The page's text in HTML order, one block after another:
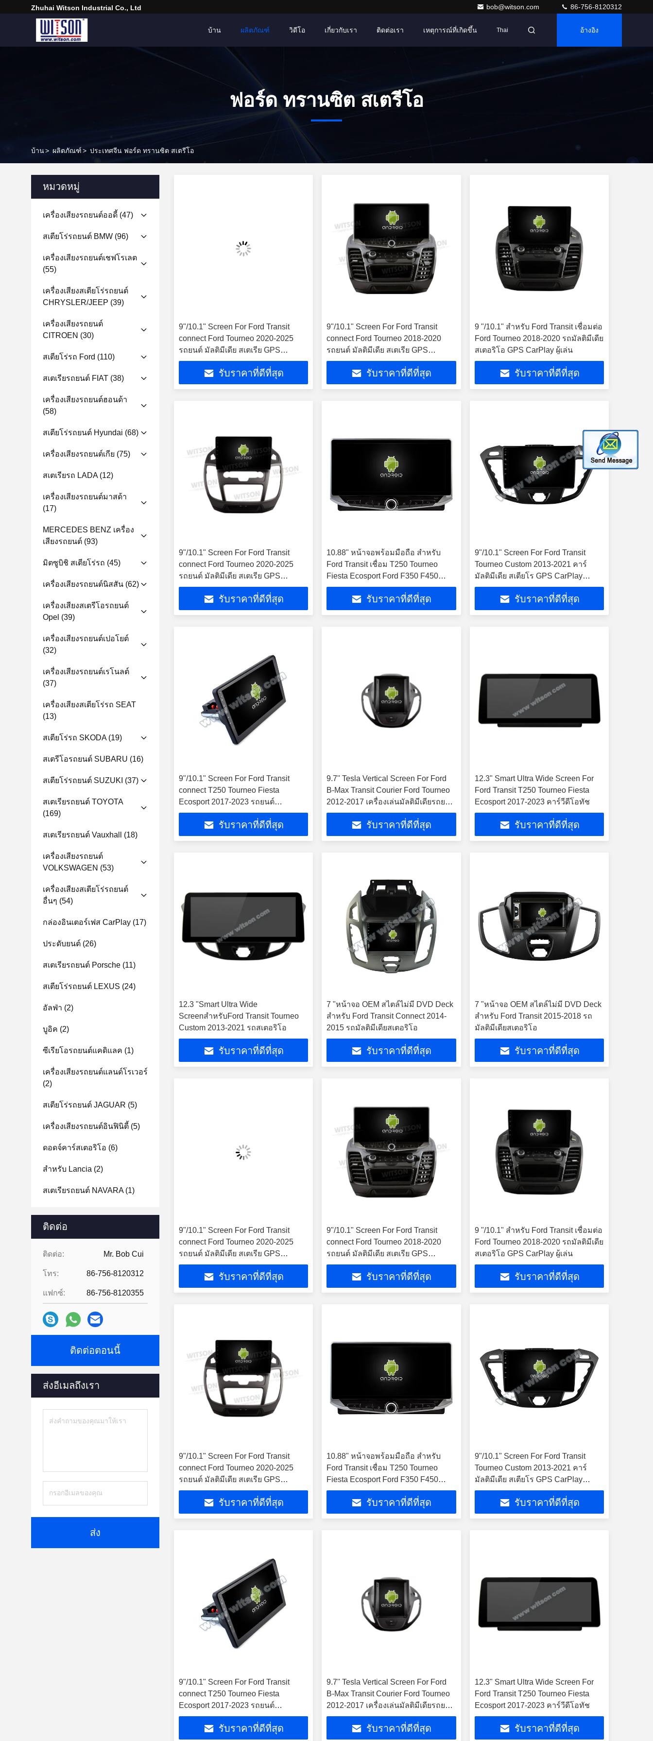
Zhuhai Witson Industrial Co., Ltd bob@witson.com 86-756-8120312
บ้าน ผลิตภัณฑ์ วิดีโอ เกี่ยวกับเรา ติดต่อเรา เหตุการณ์ที่เกิดขึ้น Thai อ้างอิง
ฟอร์ด ทรานซิต สเตรีโอ
บ้าน> ผลิตภัณฑ์> ประเทศจีน ฟอร์ด ทรานซิต สเตรีโอ
หมวดหมู่
เครื่องเสียงรถยนต์ออดี้ (47)
สเตียโร่รถยนต์ BMW (96)
เครื่องเสียงรถยนต์เชฟโรเลต
(55)
เครื่องเสียงสเตียโร่รถยนต์
CHRYSLER/JEEP (39)
เครื่องเสียงรถยนต์
CITROEN (30)
สเตียโร่รถ Ford (110)
สเตเรียรถยนต์ FIAT (38)
เครื่องเสียงรถยนต์ฮอนด้า
(58)
สเตียโร่รถยนต์ Hyundai (68)
เครื่องเสียงรถยนต์เกีย (75)
สเตเรียรถ LADA(12)
เครื่องเสียงรถยนต์มาสด้า
(17)
MERCEDES BENZ เครื่อง
เสียงรถยนต์ (93)
มิตซูบิชิ สเตียโร่รถ (45)
เครื่องเสียงรถยนต์นิสสัน (62)
เครื่องเสียงสเตรีโอรถยนต์
Opel (39)
เครื่องเสียงรถยนต์เปอโยต์
(32)
เครื่องเสียงรถยนต์เรโนลต์
(37)
เครื่องเสียงสเตียโร่รถ SEAT
(13)
สเตียโร่รถ SKODA(19)
สเตรีโอรถยนต์ SUBARU (16)
สเตียโร่รถยนต์ SUZUKI (37)
สเตเรียรถยนต์ TOYOTA
(169)
สเตเรียรถยนต์ Vauxhall (18)
เครื่องเสียงรถยนต์
VOLKSWAGEN (53)
เครื่องเสียงสเตียโร่รถยนต์
อื่นๆ (54)
กล่องอินเตอร์เฟส CarPlay (17)
ประดับยนต์ (26)
สเตเรียรถยนต์ Porsche (11)
สเตียโร่รถยนต์ LEXUS (24)
อัลฟ่า (2)
บูอิค (2)
ซีเรียโอรถยนต์แคดิแลค (1)
เครื่องเสียงรถยนต์แลนด์โรเวอร์
(2)
สเตียโร่รถยนต์ JAGUAR (5)
เครื่องเสียงรถยนต์อินฟินิตี้ (5)
ดอดจ์คาร์สเตอริโอ (6)
สําหรับ Lancia (2)
สเตเรียรถยนต์ NAVARA(1)
ติดต่อ
ติดต่อ: Mr. Bob Cui
โทร: 86-756-8120312
แฟกซ์: 86-756-8120355
ติดต่อตอนนี้
ส่งอีเมลถึงเรา
ส่ง
9"/10.1" Screen For Ford Transit
connect Ford Tourneo 2020-2025
รถยนต์ มัลติมีเดีย สเตเรีย GPS
CarPlay Player
รับราคาที่ดีที่สุด
9"/10.1" Screen For Ford Transit
connect Ford Tourneo 2018-2020
รถยนต์ มัลติมีเดีย สเตเรีย GPS
CarPlay Player
รับราคาที่ดีที่สุด
9 "/10.1" สำหรับ Ford Transit เชื่อมต่อ
Ford Tourneo 2018-2020 รถมัลติมีเดีย
สเตอริโอ GPS CarPlay ผู้เล่น
รับราคาที่ดีที่สุด
9"/10.1" Screen For Ford Transit
connect Ford Tourneo 2020-2025
รถยนต์ มัลติมีเดีย สเตเรีย GPS
CarPlay Player
รับราคาที่ดีที่สุด
10.88" หน้าจอพร้อมมือถือ สําหรับ
Ford Transit เชื่อม T250 Tourneo
Fiesta Ecosport Ford F350 F450
F650 F750 2017-2023 มัลติมีเดีย สเต
เรีย GPS CarPlay Player
รับราคาที่ดีที่สุด
9"/10.1" Screen For Ford Transit
Tourneo Custom 2013-2021 คาร์
มัลติมีเดีย สเตียโร GPS CarPlay
Player
รับราคาที่ดีที่สุด
9"/10.1" Screen For Ford Transit
connect T250 Tourneo Fiesta
Ecosport 2017-2023 รถยนต์
มัลติมีเดีย สเตเรีย GPS CarPlay
รับราคาที่ดีที่สุด
9.7'' Tesla Vertical Screen For Ford
B-Max Transit Courier Ford Tourneo
2012-2017 เครื่องเล่นมัลติมีเดียรถยนต์
Android
รับราคาที่ดีที่สุด
12.3" Smart Ultra Wide Screen For
Ford Transit T250 Tourneo Fiesta
Ecosport 2017-2023 คาร์วีดีโอทัช
รับราคาที่ดีที่สุด
12.3 "Smart Ultra Wide
ScreenสำหรับFord Transit Tourneo
Custom 2013-2021 รถสเตอริโอ
รับราคาที่ดีที่สุด
7 "หน้าจอ OEM สไตล์ไม่มี DVD Deck
สำหรับ Ford Transit Connect 2014-
2015 รถมัลติมีเดียสเตอริโอ
รับราคาที่ดีที่สุด
7 "หน้าจอ OEM สไตล์ไม่มี DVD Deck
สำหรับ Ford Transit 2015-2018 รถ
มัลติมีเดียสเตอริโอ
รับราคาที่ดีที่สุด
9"/10.1" Screen For Ford Transit
connect Ford Tourneo 2020-2025
รถยนต์ มัลติมีเดีย สเตเรีย GPS
CarPlay Player
รับราคาที่ดีที่สุด
9"/10.1" Screen For Ford Transit
connect Ford Tourneo 2018-2020
รถยนต์ มัลติมีเดีย สเตเรีย GPS
CarPlay Player
รับราคาที่ดีที่สุด
9 "/10.1" สำหรับ Ford Transit เชื่อมต่อ
Ford Tourneo 2018-2020 รถมัลติมีเดีย
สเตอริโอ GPS CarPlay ผู้เล่น
รับราคาที่ดีที่สุด
9"/10.1" Screen For Ford Transit
connect Ford Tourneo 2020-2025
รถยนต์ มัลติมีเดีย สเตเรีย GPS
CarPlay Player
รับราคาที่ดีที่สุด
10.88" หน้าจอพร้อมมือถือ สําหรับ
Ford Transit เชื่อม T250 Tourneo
Fiesta Ecosport Ford F350 F450
F650 F750 2017-2023 มัลติมีเดีย สเต
เรีย GPS CarPlay Player
รับราคาที่ดีที่สุด
9"/10.1" Screen For Ford Transit
Tourneo Custom 2013-2021 คาร์
มัลติมีเดีย สเตียโร GPS CarPlay
Player
รับราคาที่ดีที่สุด
9"/10.1" Screen For Ford Transit
connect T250 Tourneo Fiesta
Ecosport 2017-2023 รถยนต์
มัลติมีเดีย สเตเรีย GPS CarPlay
รับราคาที่ดีที่สุด
9.7'' Tesla Vertical Screen For Ford
B-Max Transit Courier Ford Tourneo
2012-2017 เครื่องเล่นมัลติมีเดียรถยนต์
Android
รับราคาที่ดีที่สุด
12.3" Smart Ultra Wide Screen For
Ford Transit T250 Tourneo Fiesta
Ecosport 2017-2023 คาร์วีดีโอทัช
รับราคาที่ดีที่สุด